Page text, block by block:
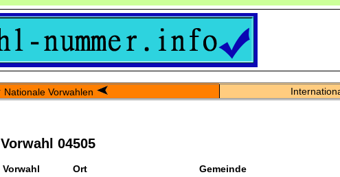
Nationale Vorwahlen
Vorwahl 04505
Vorwahl Ort
Gemeinde